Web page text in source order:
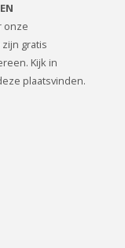
onze
gratis
Kijk in
plaatsvinden.